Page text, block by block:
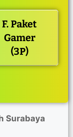
F. Paket
Gamer
(3P)
Surabaya